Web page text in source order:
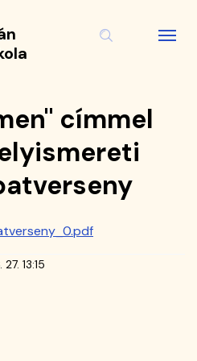
címmel
13:15